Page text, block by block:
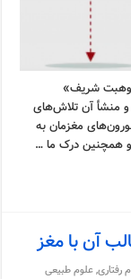
شریف»
و منشأ آن تلاش‌های
مغزمان به
همچنین درک ما …
آن با مغز
رفتاری,علوم طبیعی